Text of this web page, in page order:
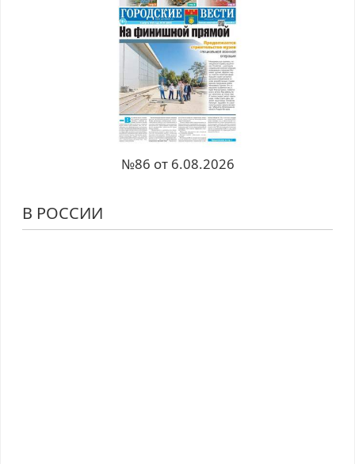
№86 от 6.08.2026
В РОССИИ